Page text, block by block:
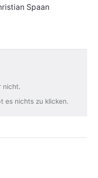
Spaan
nicht.
es nichts zu klicken.